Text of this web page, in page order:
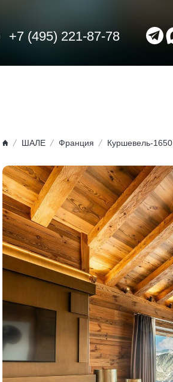
+7 (495) 221-87-78
ШАЛЕ Франция Куршевель-1650